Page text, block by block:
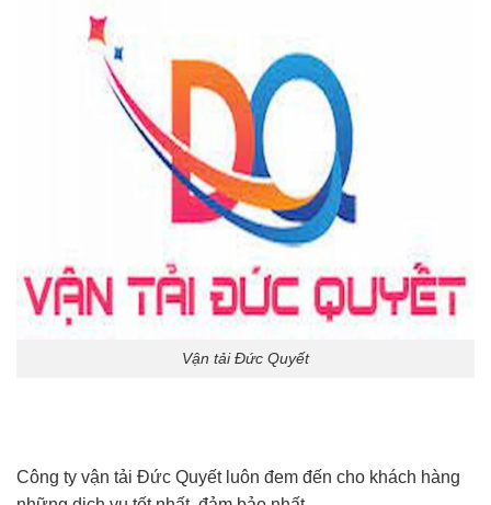
Vận tải Đức Quyết
Công ty vận tải Đức Quyết luôn đem đến cho khách hàng